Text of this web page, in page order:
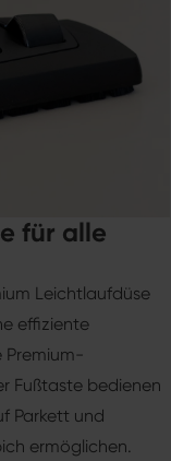
für alle
Leichtlaufdüse
effiziente
Premium-
Fußtaste bedienen
Parkett und
ermöglichen.